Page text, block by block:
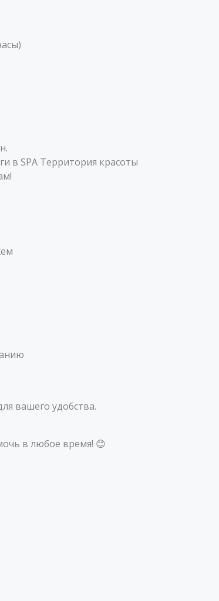
в SPA Территория красоты
вашего удобства.
в любое время! 😊